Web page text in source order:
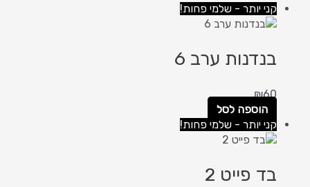
קני יותר - שלמי פחות!
בנדנות ערב 6
₪60
הוספה לסל
קני יותר - שלמי פחות!
בד פייט 2